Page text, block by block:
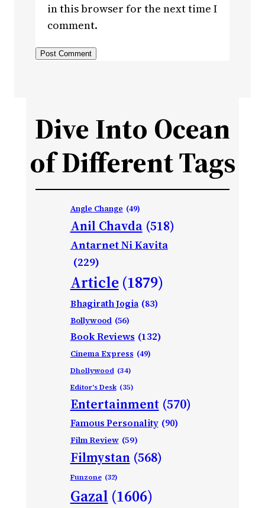
in this browser for the next time I
comment.
Dive Into Ocean
of Different Tags
Angle Change (49)
Anil Chavda (518)
Antarnet Ni Kavita
(229)
Article (1879)
Bhagirath Jogia (83)
Bollywood (56)
Book Reviews (132)
Cinema Express (49)
Dhollywood (34)
Editor's Desk (35)
Entertainment (570)
Famous Personality (90)
Film Review (59)
Filmystan (568)
Funzone (32)
Gazal (1606)